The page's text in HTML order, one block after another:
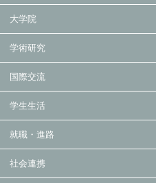
大学院
学術研究
国際交流
学生生活
就職・進路
社会連携